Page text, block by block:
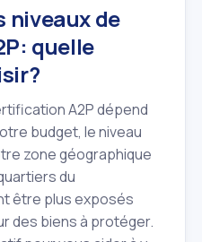
niveaux de
quelle
A2P dépend
budget, le niveau
zone géographique
du
être plus exposés
des biens à protéger.